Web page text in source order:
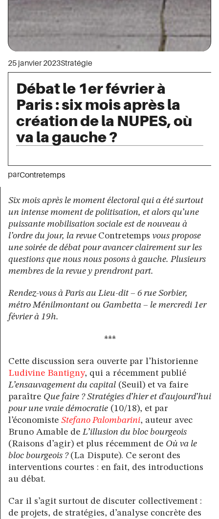
25 janvier 2023Stratégie
Débat le 1er février à
Paris : six mois après la
création de la NUPES, où
va la gauche ?
parContretemps
Six mois après le moment électoral qui a été surtout
un intense moment de politisation, et alors qu’une
puissante mobilisation sociale est de nouveau à
l’ordre du jour, la revue Contretemps vous propose
une soirée de débat pour avancer clairement sur les
questions que nous nous posons à gauche. Plusieurs
membres de la revue y prendront part.
Rendez-vous à Paris au Lieu-dit – 6 rue Sorbier,
métro Ménilmontant ou Gambetta – le mercredi 1er
février à 19h.
***
Cette discussion sera ouverte par l’historienne
Ludivine Bantigny, qui a récemment publié
L’ensauvagement du capital (Seuil) et va faire
paraître Que faire ? Stratégies d’hier et d’aujourd’hui
pour une vraie démocratie (10/18), et par
l’économiste Stefano Palombarini, auteur avec
Bruno Amable deL’illusion du bloc bourgeois
(Raisons d’agir) et plus récemment de Où va le
bloc bourgeois ? (La Dispute). Ce seront des
interventions courtes : en fait, des introductions
au débat.
Car il s’agit surtout de discuter collectivement :
de projets, de stratégies, d’analyse concrète des